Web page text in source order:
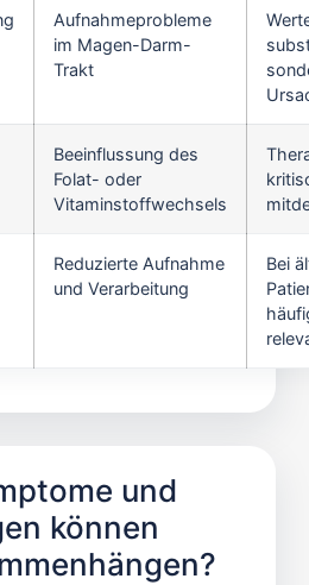
Aufnahmeprobleme
im Magen-Darm-
Trakt
Beeinflussung des
Folat- oder
Vitaminstoffwechsels
Reduzierte Aufnahme
und Verarbeitung
Bei
und
können